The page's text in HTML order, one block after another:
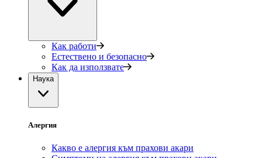
Как работи
Естествено и безопасно
Как да използвате
Наука
Алергия
Какво е алергия към прахови акари